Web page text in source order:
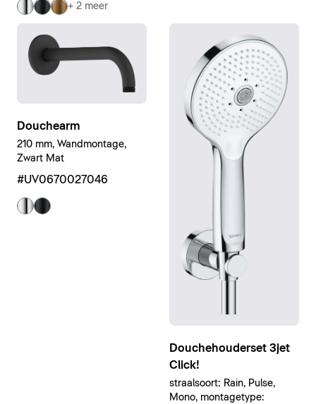
+ 2 meer
Douchearm
210 mm, Wandmontage,
Zwart Mat
#UV0670027046
Douchehouderset 3jet
Click!
straalsoort: Rain, Pulse,
Mono, montagetype: